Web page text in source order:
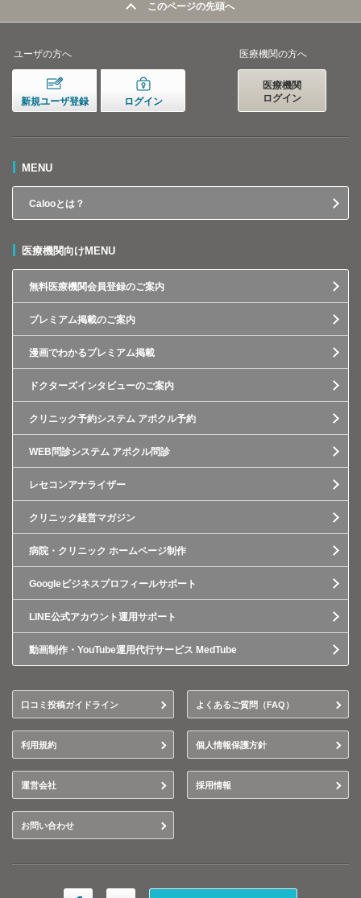
このページの先頭へ
ユーザの方へ
新規ユーザ登録 ログイン
医療機関の方へ
医療機関
ログイン
MENU
Calooとは？
医療機関向けMENU
無料医療機関会員登録のご案内
プレミアム掲載のご案内
漫画でわかるプレミアム掲載
ドクターズインタビューのご案内
クリニック予約システム アポクル予約
WEB問診システム アポクル問診
レセコンアナライザー
クリニック経営マガジン
病院・クリニック ホームページ制作
Googleビジネスプロフィールサポート
LINE公式アカウント運用サポート
動画制作・YouTube運用代行サービス MedTube
口コミ投稿ガイドライン よくあるご質問（FAQ）
利用規約 個人情報保護方針
運営会社 採用情報
お問い合わせ